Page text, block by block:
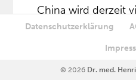
China wird derzeit
mehr Fleisch
Milchprodukten ist
in Europa und USA
Datenschutzerklärung
© 2026 Dr. med.